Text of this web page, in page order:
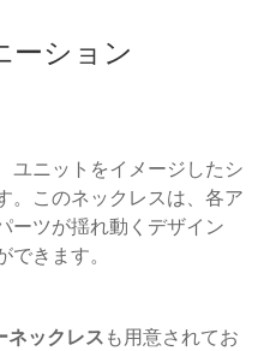
ーション
ユニットをイメージしたシ
。このネックレスは、各ア
ーツが揺れ動くデザイン
きます。
ネックレス も用意されてお